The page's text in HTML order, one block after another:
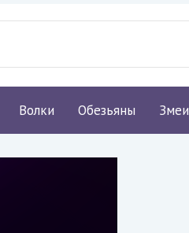
Волки Обезьяны Змеи